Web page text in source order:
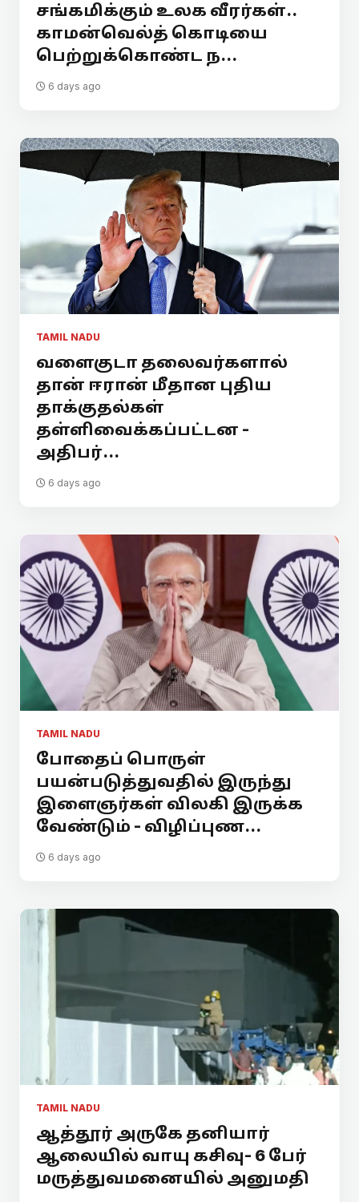
சங்கமிக்கும் உலக வீரர்கள்..
காமன்வெல்த் கொடியை
பெற்றுக்கொண்ட ந...
6 days ago
TAMIL NADU
வளைகுடா தலைவர்களால்
தான் ஈரான் மீதான புதிய
தாக்குதல்கள்
தள்ளிவைக்கப்பட்டன -
அதிபர்...
6 days ago
TAMIL NADU
போதைப் பொருள்
பயன்படுத்துவதில் இருந்து
இளைஞர்கள் விலகி இருக்க
வேண்டும் - விழிப்புண...
6 days ago
TAMIL NADU
ஆத்தூர் அருகே தனியார்
ஆலையில் வாயு கசிவு- 6 பேர்
மருத்துவமனையில் அனுமதி